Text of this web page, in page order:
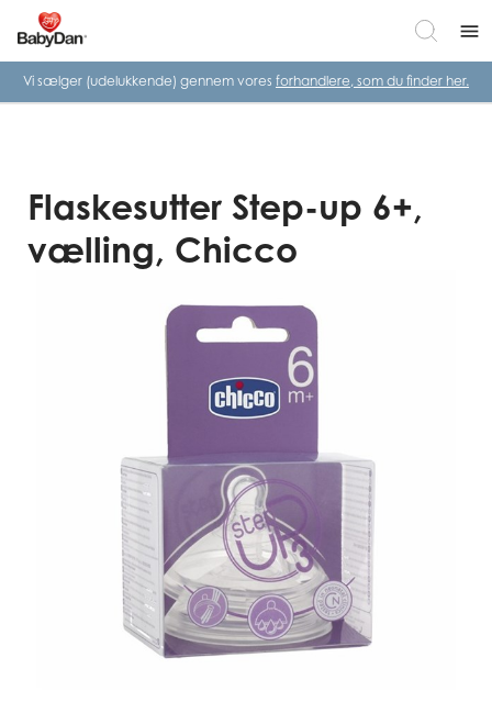
menu
Vi sælger (udelukkende) gennem vores forhandlere, som du finder her.
Flaskesutter Step-up 6+,
vælling, Chicco